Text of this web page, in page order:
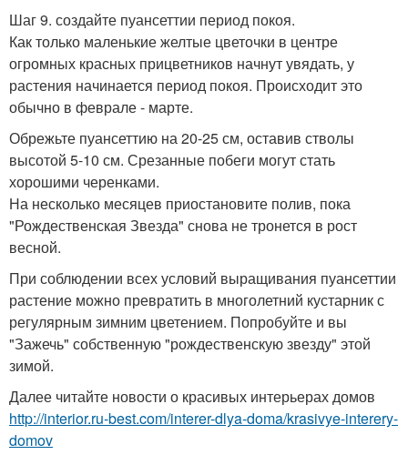
Шаг 9. создайте пуансеттии период покоя.
Как только маленькие желтые цветочки в центре
огромных красных прицветников начнут увядать, у
растения начинается период покоя. Происходит это
обычно в феврале - марте.
Обрежьте пуансеттию на 20-25 см, оставив стволы
высотой 5-10 см. Срезанные побеги могут стать
хорошими черенками.
На несколько месяцев приостановите полив, пока
"Рождественская Звезда" снова не тронется в рост
весной.
При соблюдении всех условий выращивания пуансеттии
растение можно превратить в многолетний кустарник с
регулярным зимним цветением. Попробуйте и вы
"Зажечь" собственную "рождественскую звезду" этой
зимой.
Далее читайте новости о красивых интерьерах домов
http://interior.ru-best.com/interer-dlya-doma/krasivye-interery-
domov